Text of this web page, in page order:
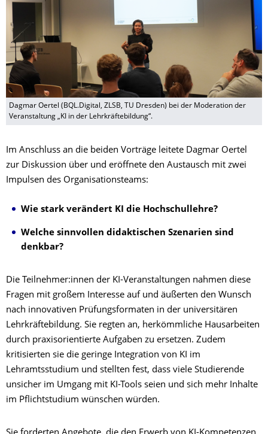
Dagmar Oertel (BQL.Digital, ZLSB, TU Dresden) bei der Moderation der
Veranstaltung „KI in der Lehrkräftebildung“.
Im Anschluss an die beiden Vorträge leitete Dagmar Oertel
zur Diskussion über und eröffnete den Austausch mit zwei
Impulsen des Organisationsteams:
Wie stark verändert KI die Hochschullehre?
Welche sinnvollen didaktischen Szenarien sind
denkbar?
Die Teilnehmer:innen der KI-Veranstaltungen nahmen diese
Fragen mit großem Interesse auf und äußerten den Wunsch
nach innovativen Prüfungsformaten in der universitären
Lehrkräftebildung. Sie regten an, herkömmliche Hausarbeiten
durch praxisorientierte Aufgaben zu ersetzen. Zudem
kritisierten sie die geringe Integration von KI im
Lehramtsstudium und stellten fest, dass viele Studierende
unsicher im Umgang mit KI-Tools seien und sich mehr Inhalte
im Pflichtstudium wünschen würden.